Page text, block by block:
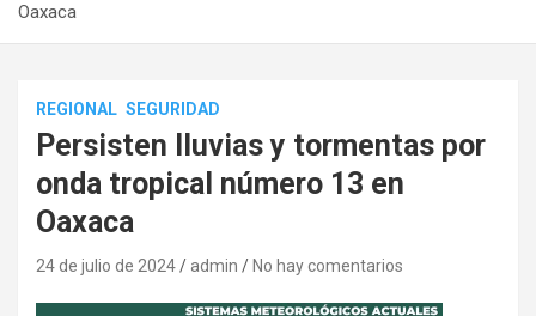
Oaxaca
REGIONAL SEGURIDAD
Persisten lluvias y tormentas por
onda tropical número 13 en
Oaxaca
24 de julio de 2024 admin No hay comentarios